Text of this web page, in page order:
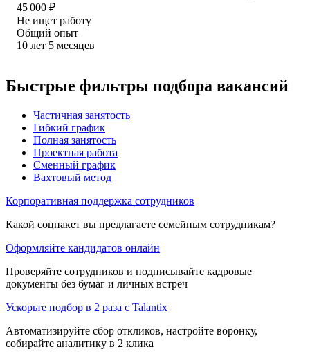
45 000 ₽
Не ищет работу
Общий опыт
10 лет 5 месяцев
Быстрые фильтры подбора вакансий
Частичная занятость
Гибкий график
Полная занятость
Проектная работа
Сменный график
Вахтовый метод
Корпоративная поддержка сотрудников
Какой соцпакет вы предлагаете семейным сотрудникам?
Оформляйте кандидатов онлайн
Проверяйте сотрудников и подписывайте кадровые
документы без бумаг и личных встреч
Ускорьте подбор в 2 раза с Talantix
Автоматизируйте сбор откликов, настройте воронку,
собирайте аналитику в 2 клика